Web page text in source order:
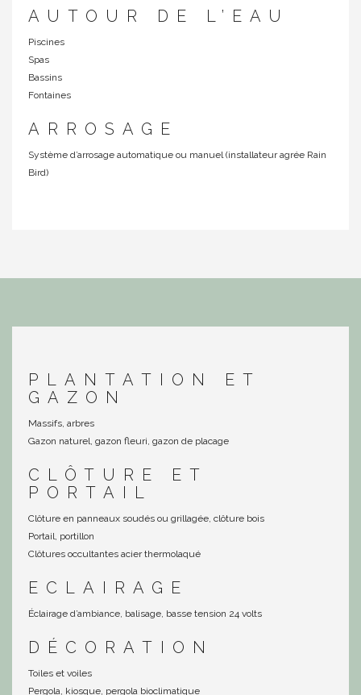
AUTOUR DE L’EAU
Piscines
Spas
Bassins
Fontaines
ARROSAGE
Système d’arrosage automatique ou manuel (installateur agrée Rain
Bird)
PLANTATION ET
GAZON
Massifs, arbres
Gazon naturel, gazon fleuri, gazon de placage
CLÔTURE ET
PORTAIL
Clôture en panneaux soudés ou grillagée, clôture bois
Portail, portillon
Clôtures occultantes acier thermolaqué
ECLAIRAGE
Éclairage d’ambiance, balisage, basse tension 24 volts
DÉCORATION
Toiles et voiles
Pergola, kiosque, pergola bioclimatique